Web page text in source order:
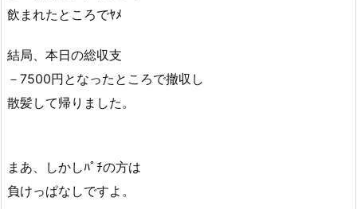
飲まれたところでﾔﾒ
結局、本日の総収支
－7500円となったところで撤収し
散髪して帰りました。
まあ、しかしﾊﾟﾁの方は
負けっぱなしですよ。